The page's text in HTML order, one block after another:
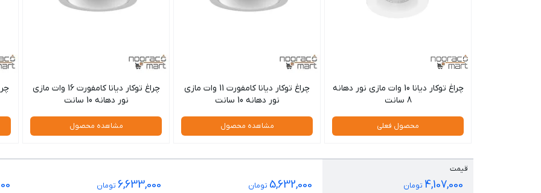
چراغ توکار دیانا 10 وات مازی نور دهانه
8 سانت
محصول فعلی
چراغ توکار دیانا کامفورت 11 وات مازی
نور دهانه 10 سانت
مشاهده محصول
چراغ توکار دیانا کامفورت 16 وات مازی
نور دهانه 10 سانت
مشاهده محصول
قیمت
4,107,000 تومان 5,632,000 تومان 6,633,000 تومان